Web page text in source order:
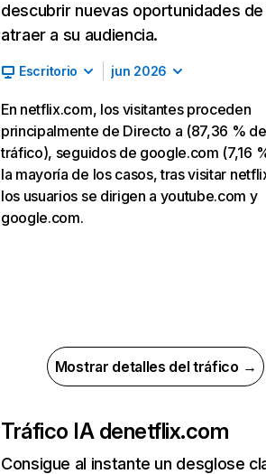
descubrir nuevas oportunidades de
atraer a su audiencia.
Escritorio jun 2026
En netflix.com, los visitantes proceden
principalmente de Directo a (87,36 % de
tráfico), seguidos de google.com (7,16
la mayoría de los casos, tras visitar
los usuarios se dirigen a youtube.com y
google.com.
Mostrar detalles del tráfico →
Tráfico IA denetflix.com
Consigue al instante un desglose